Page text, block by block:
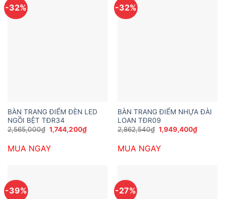
-32%
BÀN TRANG ĐIỂM ĐÈN LED
NGỒI BỆT TĐR34
2,565,000₫ Giá
gốc
2,565,000₫.
1,744,200₫Giá
hiện
MUA NGAY
-32%
BÀN TRANG ĐIỂM NHỰA ĐÀI
LOAN TĐR09
2,862,540₫ Giá
gốc
2,862,540₫.
1,949,400₫Giá
hiện
MUA NGAY
-39% -27%